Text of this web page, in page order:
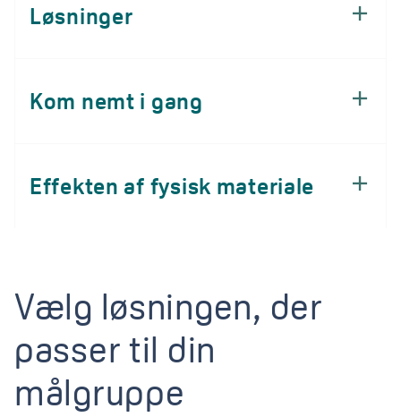
Løsninger
Kom nemt i gang
Effekten af fysisk materiale
Vælg løsningen, der
passer til din
målgruppe